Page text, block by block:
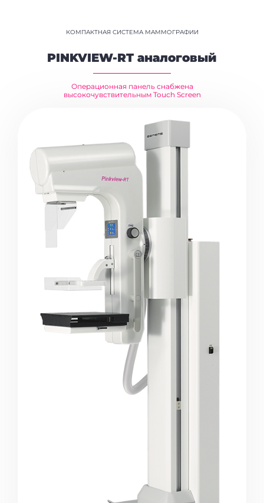
КОМПАКТНАЯ СИСТЕМА МАММОГРАФИИ
PINKVIEW-RT аналоговый
Операционная панель снабжена
высокочувствительным Touch Screen